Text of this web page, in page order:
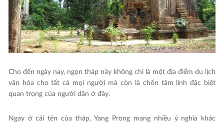
Cho đến ngày nay, ngọn tháp này không chỉ là một địa điểm du lịch
văn hóa cho tất cả mọi người mà còn là chốn tâm linh đặc biệt
quan trọng của người dân ở đây.
Ngay ở cái tên của tháp, Yang Prong mang nhiều ý nghĩa khác